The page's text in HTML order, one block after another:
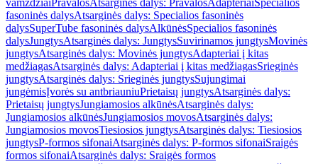
vamzdžiaiPravalosAtsarginės dalys: PravalosAdapteriaiSpecialios
fasoninės dalysAtsarginės dalys: Specialios fasoninės
dalysSuperTube fasoninės dalysAlkūnėsSpecialios fasoninės
dalysJungtysAtsarginės dalys: JungtysSuvirinamos jungtysMovinės
jungtysAtsarginės dalys: Movinės jungtysAdapteriai į kitas
medžiagasAtsarginės dalys: Adapteriai į kitas medžiagasSrieginės
jungtysAtsarginės dalys: Srieginės jungtysSujungimai
jungėmisĮvorės su antbriauniuPrietaisų jungtysAtsarginės dalys:
Prietaisų jungtysJungiamosios alkūnėsAtsarginės dalys:
Jungiamosios alkūnėsJungiamosios movosAtsarginės dalys:
Jungiamosios movosTiesiosios jungtysAtsarginės dalys: Tiesiosios
jungtysP-formos sifonaiAtsarginės dalys: P-formos sifonaiSraigės
formos sifonaiAtsarginės dalys: Sraigės formos